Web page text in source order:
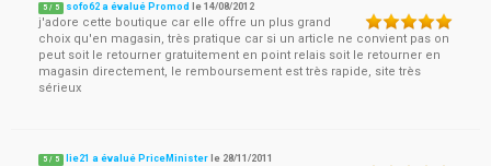
5 / 5 sofo62 a évalué Promod le14/08/2012
j'adore cette boutique car elle offre un plus grand
choix qu'en magasin, très pratique car si un article ne convient pas on
peut soit le retourner gratuitement en point relais soit le retourner en
magasin directement, le remboursement est très rapide, site très
sérieux
5 / 5 lie21 a évalué PriceMinister le 28/11/2011